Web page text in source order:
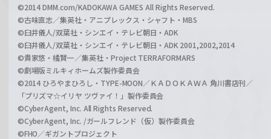
©2014 DMM.com/KADOKAWA GAMES All Rights Reserved.
©古味直志／集英社・アニプレックス・シャフト・MBS
©臼井儀人/双葉社・シンエイ・テレビ朝日・ADK
©臼井儀人/双葉社・シンエイ・テレビ朝日・ADK 2001,2002,2014
©貴家悠・橘賢一／集英社・Project TERRAFORMARS
©劇場版ミルキィホームズ製作委員会
©2014 ひろやまひろし・TYPE-MOON／ＫＡＤＯＫＡＷＡ 角川書店刊／
「プリズマ☆イリヤ ツヴァイ！」製作委員会
©CyberAgent, Inc. All Rights Reserved.
©CyberAgent, Inc. /ガールフレンド（仮）製作委員会
©FHO／ギガントプロジェクト